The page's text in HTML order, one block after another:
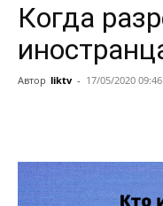
Когда
Автор liktv - 17/05/2020 09:46